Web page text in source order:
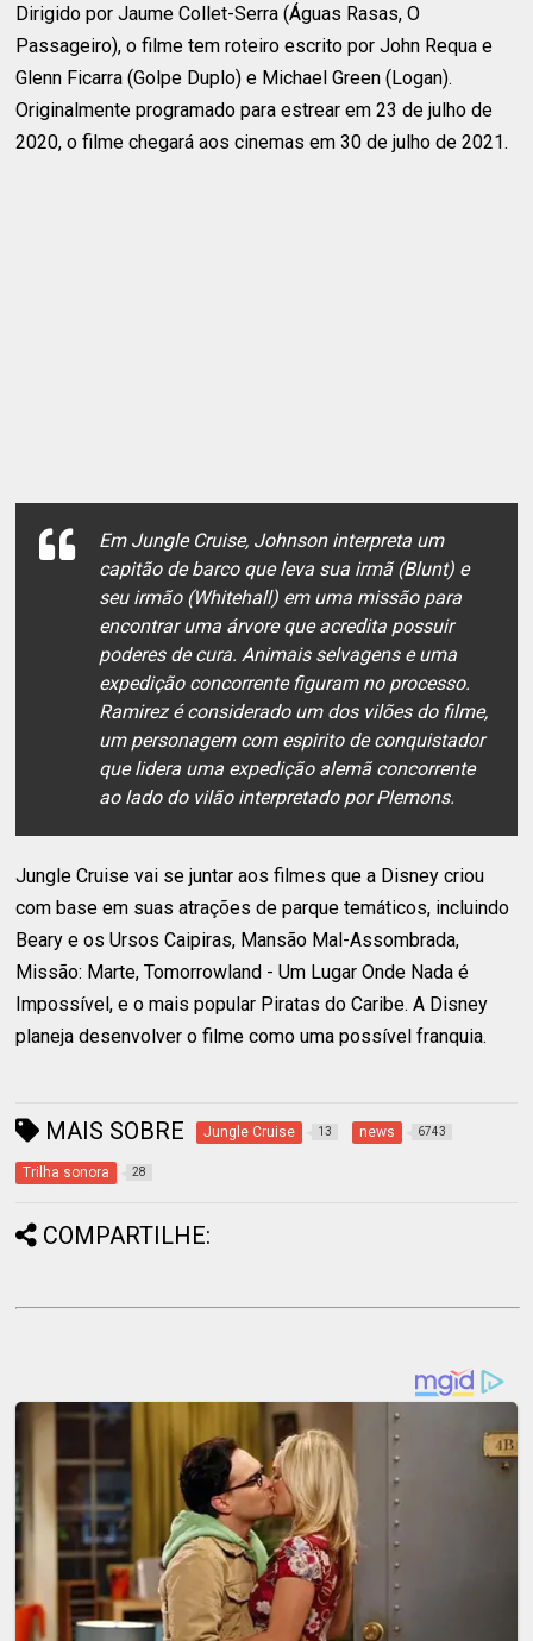
Dirigido por Jaume Collet-Serra (Águas Rasas, O
Passageiro), o filme tem roteiro escrito por John Requa e
Glenn Ficarra (Golpe Duplo) e Michael Green (Logan).
Originalmente programado para estrear em 23 de julho de
2020, o filme chegará aos cinemas em 30 de julho de 2021.
Em Jungle Cruise, Johnson interpreta um
capitão de barco que leva sua irmã (Blunt) e
seu irmão (Whitehall) em uma missão para
encontrar uma árvore que acredita possuir
poderes de cura. Animais selvagens e uma
expedição concorrente figuram no processo.
Ramirez é considerado um dos vilões do filme,
um personagem com espirito de conquistador
que lidera uma expedição alemã concorrente
ao lado do vilão interpretado por Plemons.
Jungle Cruise vai se juntar aos filmes que a Disney criou
com base em suas atrações de parque temáticos, incluindo
Beary e os Ursos Caipiras, Mansão Mal-Assombrada,
Missão: Marte, Tomorrowland - Um Lugar Onde Nada é
Impossível, e o mais popular Piratas do Caribe. A Disney
planeja desenvolver o filme como uma possível franquia.
MAIS SOBRE Jungle Cruise 13 news 6743
Trilha sonora 28
COMPARTILHE: